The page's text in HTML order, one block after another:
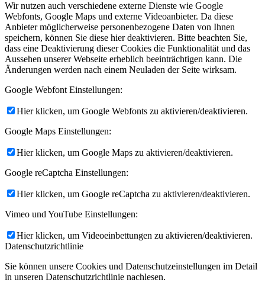
Wir nutzen auch verschiedene externe Dienste wie Google
Webfonts, Google Maps und externe Videoanbieter. Da diese
Anbieter möglicherweise personenbezogene Daten von Ihnen
speichern, können Sie diese hier deaktivieren. Bitte beachten Sie,
dass eine Deaktivierung dieser Cookies die Funktionalität und das
Aussehen unserer Webseite erheblich beeinträchtigen kann. Die
Änderungen werden nach einem Neuladen der Seite wirksam.
Google Webfont Einstellungen:
Hier klicken, um Google Webfonts zu aktivieren/deaktivieren.
Google Maps Einstellungen:
Hier klicken, um Google Maps zu aktivieren/deaktivieren.
Google reCaptcha Einstellungen:
Hier klicken, um Google reCaptcha zu aktivieren/deaktivieren.
Vimeo und YouTube Einstellungen:
Hier klicken, um Videoeinbettungen zu aktivieren/deaktivieren.
Datenschutzrichtlinie
Sie können unsere Cookies und Datenschutzeinstellungen im Detail
in unseren Datenschutzrichtlinie nachlesen.